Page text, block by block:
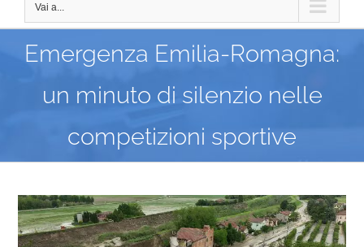
Vai a...
Emergenza Emilia-Romagna:
un minuto di silenzio nelle
competizioni sportive
Ingrandisci
immagine